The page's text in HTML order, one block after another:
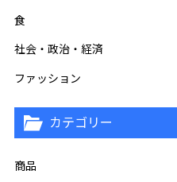
食
社会・政治・経済
ファッション
カテゴリー
商品